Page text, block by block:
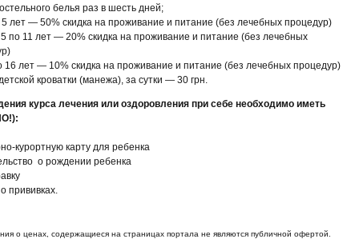
белья раз в шесть дней;
лет — 50% скидка на проживание и питание (без лечебных процедур)
по 11 лет — 20% скидка на проживание и питание (без лечебных
16 лет — 10% скидка на проживание и питание (без лечебных процедур)
кроватки (манежа), за сутки — 30 грн.
курса лечения или оздоровления при себе необходимо иметь
курортную карту для ребенка
о рождении ребенка
прививках.
о ценах, содержащиеся на страницах портала не являются публичной офертой.